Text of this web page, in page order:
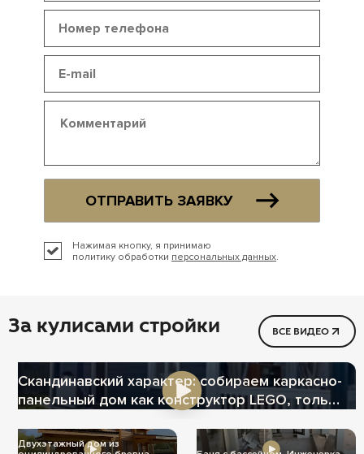
ОТПРАВИТЬ ЗАЯВКУ
Нажимая кнопку, я принимаю
политику обработки персональных данных.
За кулисами стройки ВСЕ ВИДЕО
Скандинавский характер: собираем каркасно-
панельный дом как конструктор LEGO, только
Двухэтажный дом из